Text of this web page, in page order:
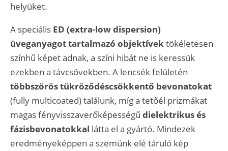
helyüket.
A speciális ED (extra-low dispersion)
üveganyagot tartalmazó objektívektökéletesen
színhű képet adnak, a színi hibát ne is keressük
ezekben a távcsövekben. A lencsék felületén
többszörös tükröződéscsökkentő bevonatokat
(fully multicoated) találunk, míg a tetőél prizmákat
magas fényvisszaverőképességű dielektrikus és
fázisbevonatokkal látta el a gyártó. Mindezek
eredményeképpen a szemünk elé táruló kép